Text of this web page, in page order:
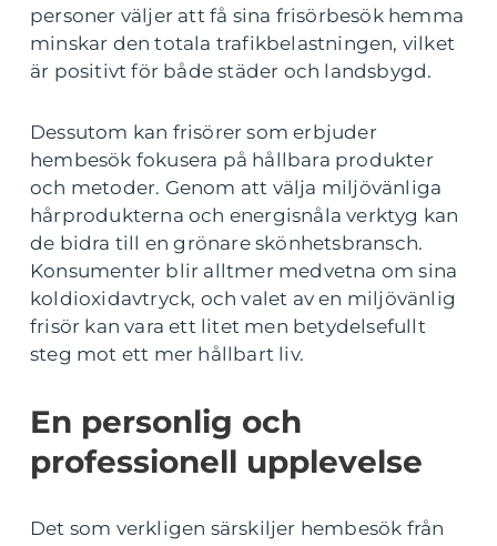
personer väljer att få sina frisörbesök hemma
minskar den totala trafikbelastningen, vilket
är positivt för både städer och landsbygd.
Dessutom kan frisörer som erbjuder
hembesök fokusera på hållbara produkter
och metoder. Genom att välja miljövänliga
hårprodukterna och energisnåla verktyg kan
de bidra till en grönare skönhetsbransch.
Konsumenter blir alltmer medvetna om sina
koldioxidavtryck, och valet av en miljövänlig
frisör kan vara ett litet men betydelsefullt
steg mot ett mer hållbart liv.
En personlig och
professionell upplevelse
Det som verkligen särskiljer hembesök från